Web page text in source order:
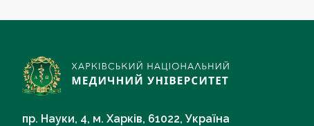
пр. Науки, 4, м. Харків, 61022, Україна